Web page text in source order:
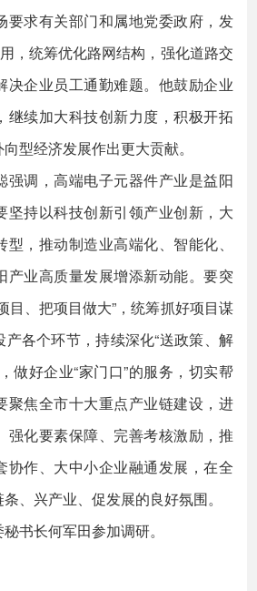
要求有关部门和属地党委政府，发
，统筹优化路网结构，强化道路交
决企业员工通勤难题。他鼓励企业
继续加大科技创新力度，积极开拓
型经济发展作出更大贡献。
调，高端电子元器件产业是益阳
坚持以科技创新引领产业创新，大
，推动制造业高端化、智能化、
产业高质量发展增添新动能。要突
目、把项目做大”，统筹抓好项目谋
各个环节，持续深化“送政策、解
做好企业“家门口”的服务，切实帮
聚焦全市十大重点产业链建设，进
强化要素保障、完善考核激励，推
协作、大中小企业融通发展，在全
、兴产业、促发展的良好氛围。
长何军田参加调研。